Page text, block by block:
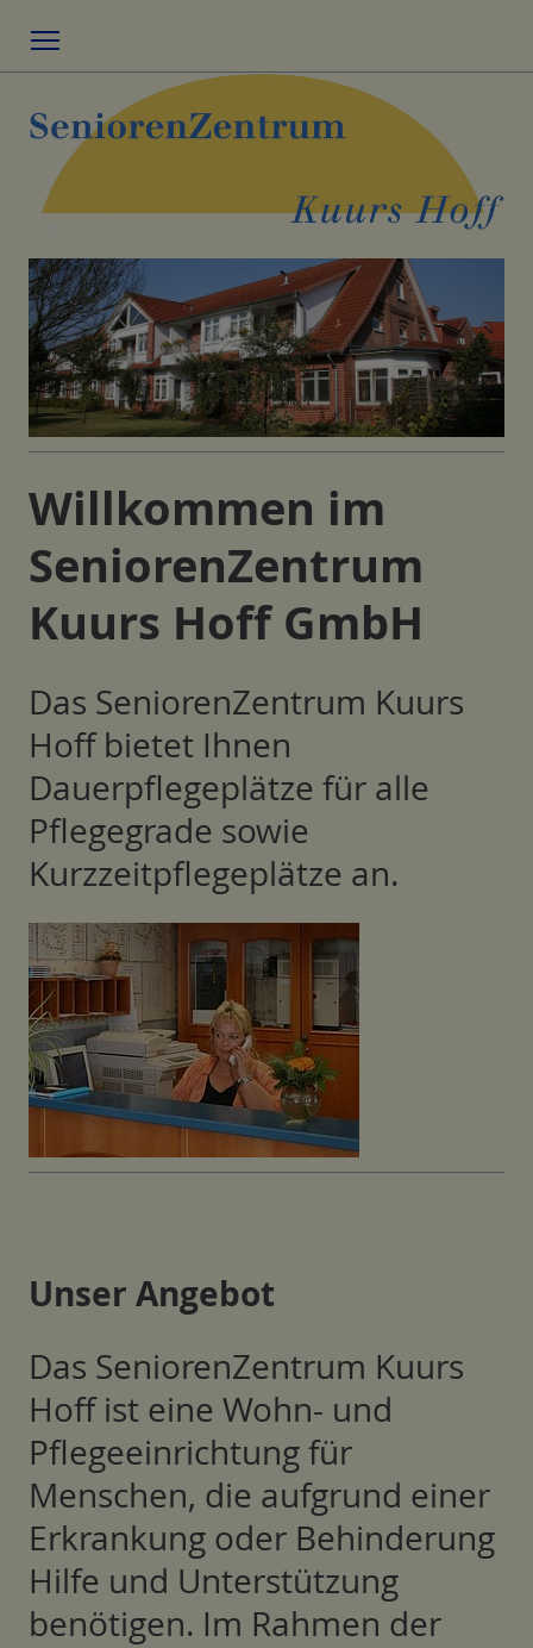
Willkommen im
SeniorenZentrum
Kuurs Hoff GmbH
Das SeniorenZentrum Kuurs
Hoff bietet Ihnen
Dauerpflegeplätze für alle
Pflegegrade sowie
Kurzzeitpflegeplätze an.
Unser Angebot
Das SeniorenZentrum Kuurs
Hoff ist eine Wohn- und
Pflegeeinrichtung für
Menschen, die aufgrund einer
Erkrankung oder Behinderung
Hilfe und Unterstützung
benötigen. Im Rahmen der